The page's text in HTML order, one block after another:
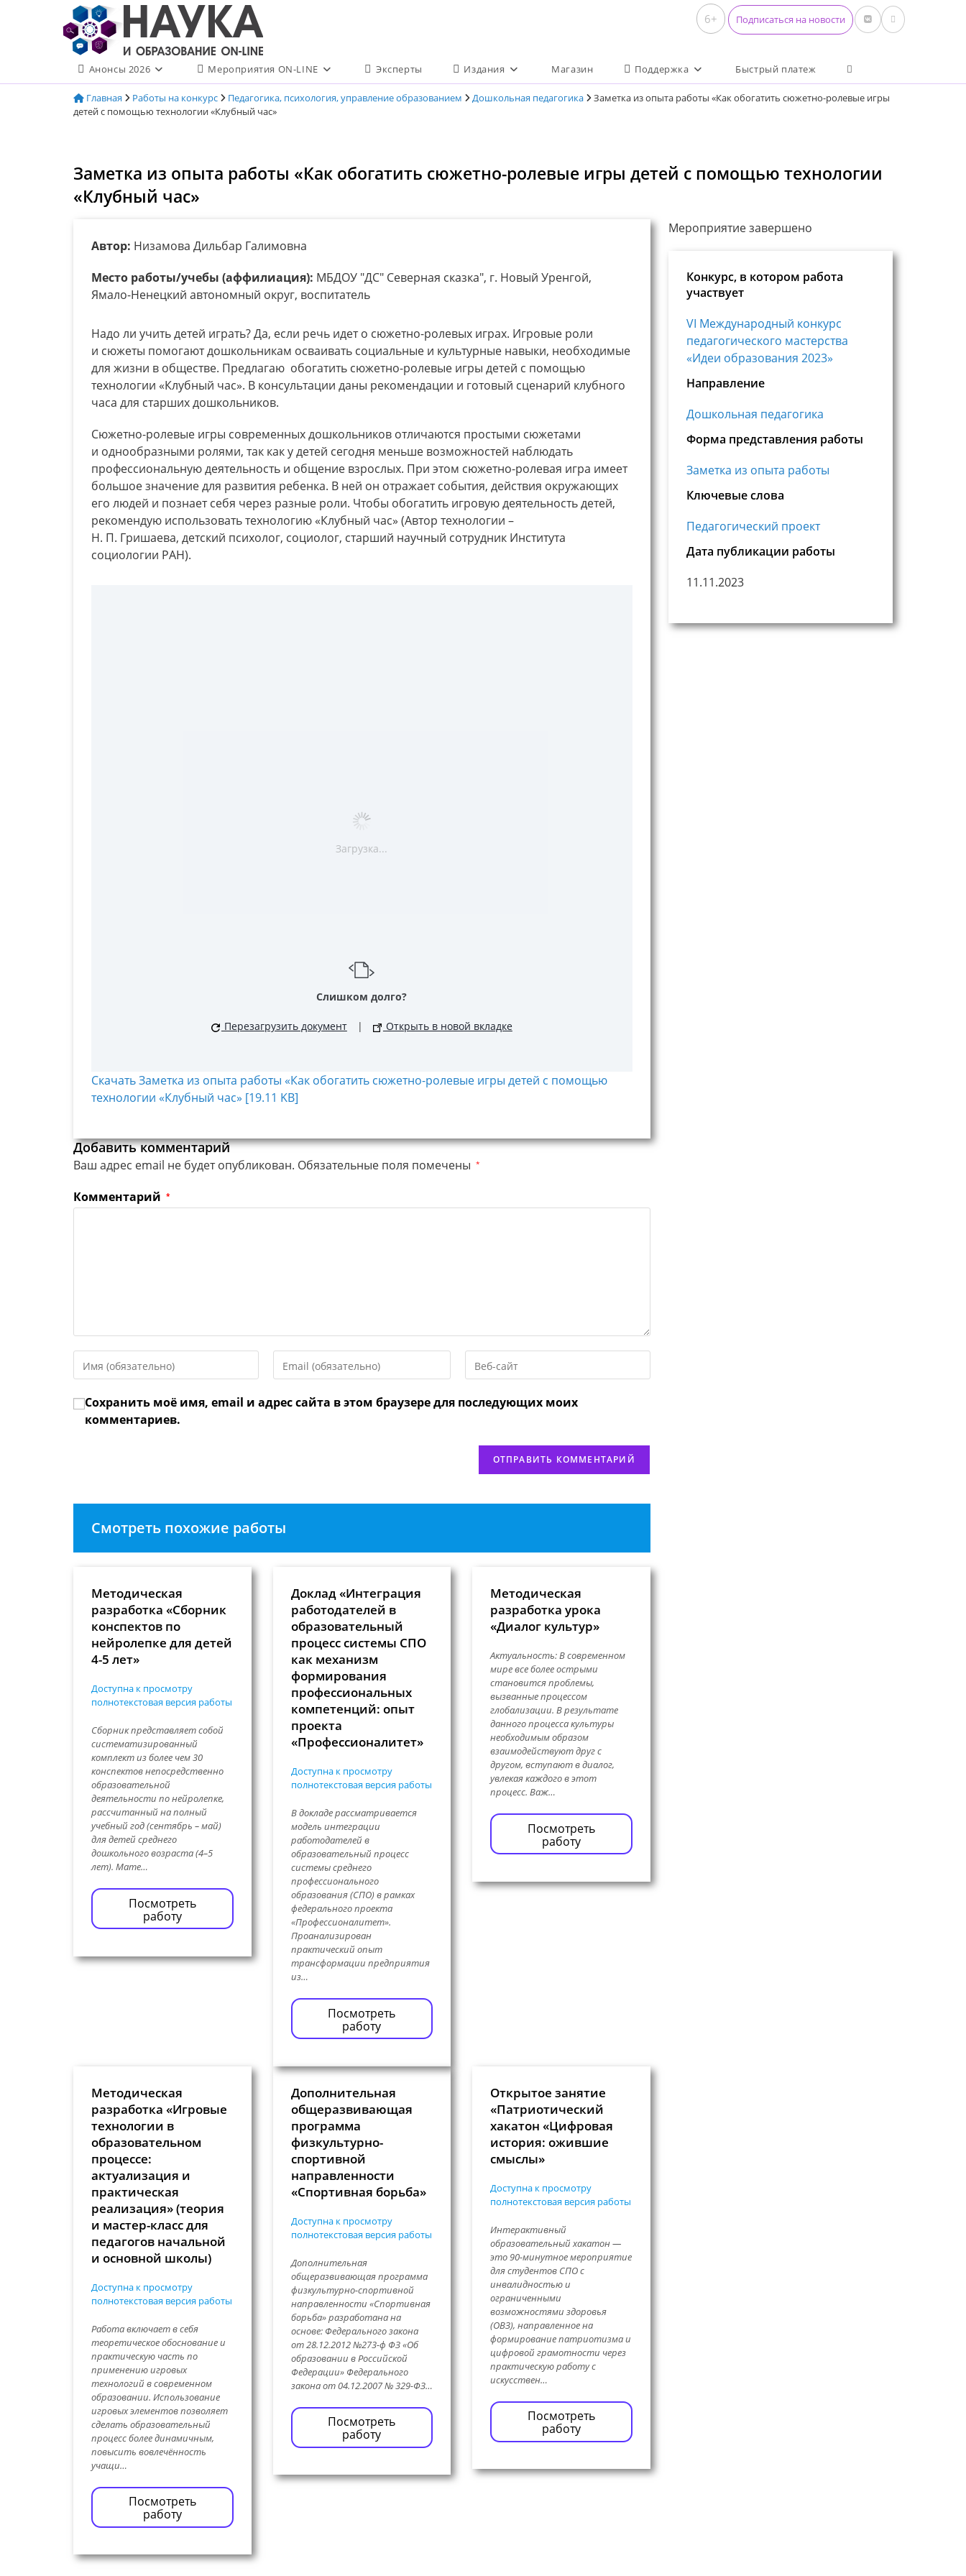
содержимому
6+ Подписаться на новости
Анонсы 2026 Мероприятия ON-LINE Эксперты Издания Магазин Поддержка Быстрый платеж Переключить поиск по
Главная Работы на конкурс Педагогика, психология, управление образованием Дошкольная педагогика
Заметка из опыта работы «Как обогатить сюжетно-ролевые игры
детей с помощью технологии «Клубный час»
Заметка из опыта работы «Как обогатить сюжетно-ролевые игры детей с помощью технологии
«Клубный час»
Автор: Низамова Дильбар Галимовна
Место работы/учебы (аффилиация): МБДОУ "ДС" Северная сказка", г. Новый Уренгой,
Ямало-Ненецкий автономный округ, воспитатель
Надо ли учить детей играть? Да, если речь идет о сюжетно-ролевых играх. Игровые роли
и сюжеты помогают дошкольникам осваивать социальные и культурные навыки, необходимые
для жизни в обществе. Предлагаю обогатить сюжетно-ролевые игры детей с помощью
технологии «Клубный час». В консультации даны рекомендации и готовый сценарий клубного
часа для старших дошкольников.
Сюжетно-ролевые игры современных дошкольников отличаются простыми сюжетами
и однообразными ролями, так как у детей сегодня меньше возможностей наблюдать
профессиональную деятельность и общение взрослых. При этом сюжетно-ролевая игра имеет
большое значение для развития ребенка. В ней он отражает события, действия окружающих
его людей и познает себя через разные роли. Чтобы обогатить игровую деятельность детей,
рекомендую использовать технологию «Клубный час» (Автор технологии –
Н. П. Гришаева, детский психолог, социолог, старший научный сотрудник Института
социологии РАН).
Загрузка...
Слишком долго?
Перезагрузить документ | Открыть в новой вкладке
Скачать Заметка из опыта работы «Как обогатить сюжетно-ролевые игры детей с помощью
технологии «Клубный час» [19.11 KB]
Добавить комментарий
Ваш адрес email не будет опубликован. Обязательные поля помечены *
Комментарий *
свое
или
имя
свой
адрес,
URL
веб-
Сохранить моё имя, email и адрес сайта в этом браузере для последующих моих
комментариев.
Смотреть похожие работы
Методическая
разработка «Сборник
конспектов по
нейролепке для детей
4-5 лет»
Доступна к просмотру
полнотекстовая версия работы
Сборник представляет собой
систематизированный
комплект из более чем 30
конспектов непосредственно
образовательной
деятельности по нейролепке,
рассчитанный на полный
учебный год (сентябрь – май)
для детей среднего
дошкольного возраста (4–5
лет). Мате…
Посмотреть
работу
Доклад «Интеграция
работодателей в
образовательный
процесс системы СПО
как механизм
формирования
профессиональных
компетенций: опыт
проекта
«Профессионалитет»
Доступна к просмотру
полнотекстовая версия работы
В докладе рассматривается
модель интеграции
работодателей в
образовательный процесс
системы среднего
профессионального
образования (СПО) в рамках
федерального проекта
«Профессионалитет».
Проанализирован
практический опыт
трансформации предприятия
из…
Посмотреть
работу
Методическая
разработка урока
«Диалог культур»
Актуальность: В современном
мире все более острыми
становится проблемы,
вызванные процессом
глобализации. В результате
данного процесса культуры
необходимым образом
взаимодействуют друг с
другом, вступают в диалог,
увлекая каждого в этот
процесс. Важ…
Посмотреть
работу
Методическая
разработка «Игровые
технологии в
образовательном
процессе:
актуализация и
практическая
реализация» (теория
и мастер-класс для
педагогов начальной
и основной школы)
Доступна к просмотру
полнотекстовая версия работы
Работа включает в себя
теоретическое обоснование и
практическую часть по
применению игровых
технологий в современном
образовании. Использование
игровых элементов позволяет
сделать образовательный
процесс более динамичным,
повысить вовлечённость
учащи…
Посмотреть
работу
Дополнительная
общеразвивающая
программа
физкультурно-
спортивной
направленности
«Спортивная борьба»
Доступна к просмотру
полнотекстовая версия работы
Дополнительная
общеразвивающая программа
физкультурно-спортивной
направленности «Спортивная
борьба» разработана на
основе: Федерального закона
от 28.12.2012 №273-ф ФЗ «Об
образовании в Российской
Федерации» Федерального
закона от 04.12.2007 № 329-ФЗ…
Посмотреть
работу
Открытое занятие
«Патриотический
хакатон «Цифровая
история: ожившие
смыслы»
Доступна к просмотру
полнотекстовая версия работы
Интерактивный
образовательный хакатон —
это 90-минутное мероприятие
для студентов СПО с
инвалидностью и
ограниченными
возможностями здоровья
(ОВЗ), направленное на
формирование патриотизма и
цифровой грамотности через
практическую работу с
искусствен…
Посмотреть
работу
Мероприятие завершено
Конкурс, в котором работа
участвует
VI Международный конкурс
педагогического мастерства
«Идеи образования 2023»
Направление
Дошкольная педагогика
Форма представления работы
Заметка из опыта работы
Ключевые слова
Педагогический проект
Дата публикации работы
11.11.2023